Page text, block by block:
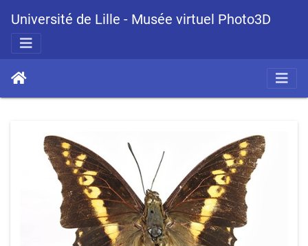
Université de Lille - Musée virtuel Photo3D